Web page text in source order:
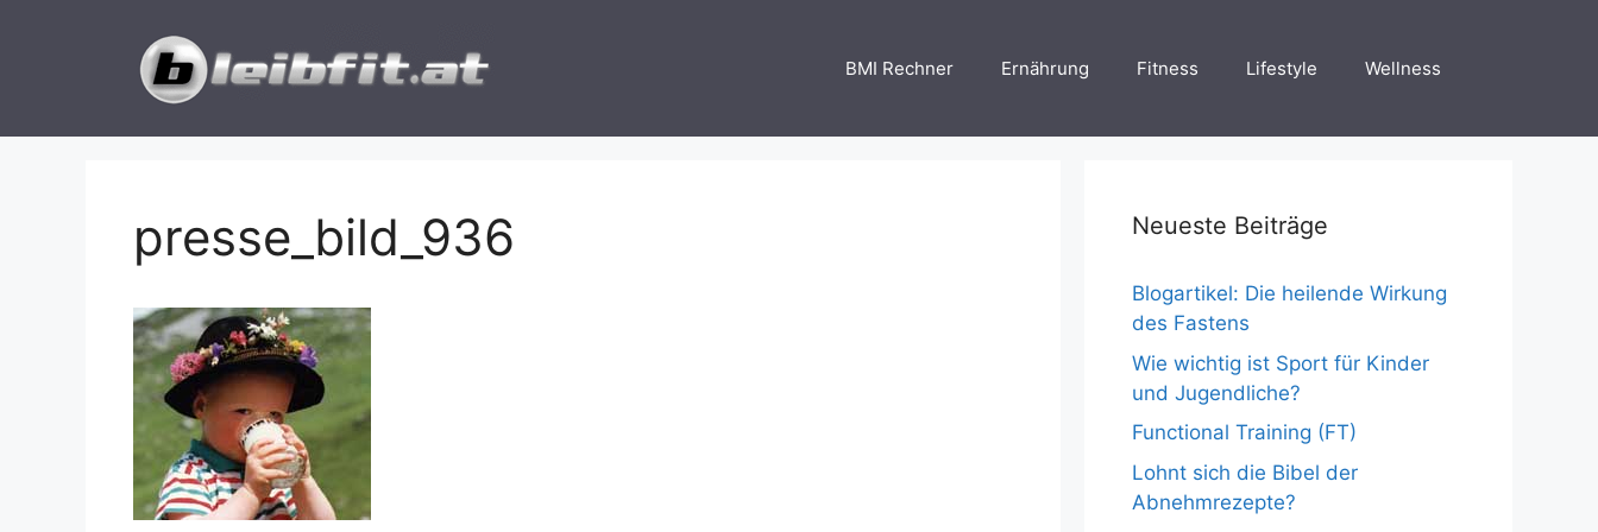
BMI Rechner Ernährung Fitness Lifestyle Wellness
presse_bild_936 Neueste Beiträge
Blogartikel: Die heilende Wirkung
des Fastens
Wie wichtig ist Sport für Kinder
und Jugendliche?
Functional Training (FT)
Lohnt sich die Bibel der
Abnehmrezepte?